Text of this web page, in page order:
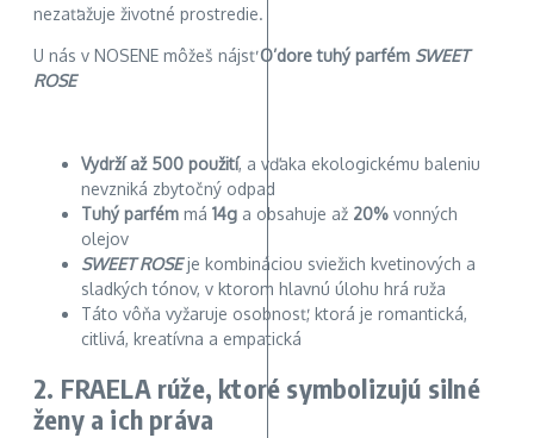
nezaťažuje životné prostredie.
U nás v NOSENE môžeš nájsťO’dore tuhý parfém SWEET
ROSE
Vydrží až 500 použití, a vďaka ekologickému baleniu
nevzniká zbytočný odpad
Tuhý parfém má 14g a obsahuje až 20% vonných
olejov
SWEET ROSEje kombináciou sviežich kvetinových a
sladkých tónov, v ktorom hlavnú úlohu hrá ruža
Táto vôňa vyžaruje osobnosť, ktorá je romantická,
citlivá, kreatívna a empatická
2. FRAELA rúže, ktoré symbolizujú silné
ženy a ich práva